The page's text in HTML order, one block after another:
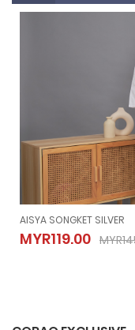
AISYA SONGKET SILVER
MYR119.00
AISYA
MYR119.00